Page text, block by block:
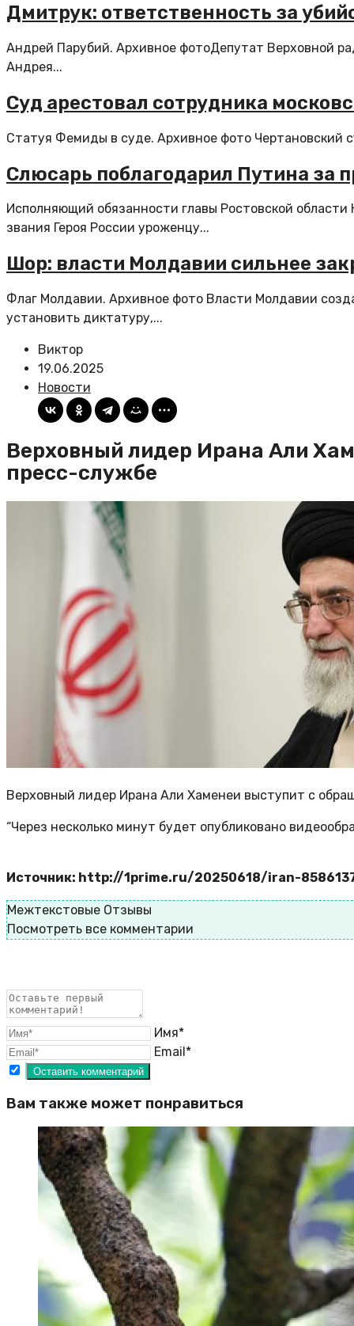
Дмитрук: ответственность за
Андрей Парубий. Архивное фотоДепутат Верховной
Андрея...
Суд арестовал сотрудника
Статуя Фемиды в суде. Архивное фото Чертановский
Слюсарь поблагодарил Путина за
Исполняющий обязанности главы Ростовской
звания Героя России уроженцу...
Шор: власти Молдавии сильнее
Флаг Молдавии. Архивное фото Власти Молдавии
установить диктатуру,...
Виктор
19.06.2025
Новости
Верховный лидер Ирана Али
пресс-службе
Верховный лидер Ирана Али Хаменеи выступит с
“Через несколько минут будет опубликовано
Источник: http://1prime.ru/20250618/iran-
Межтекстовые Отзывы
Посмотреть все комментарии
Имя*
Email*
Вам также может понравиться